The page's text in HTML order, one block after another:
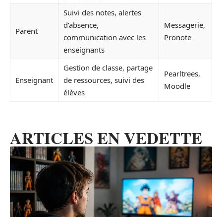
Parent
Suivi des notes, alertes
d’absence,
communication avec les
enseignants
Messagerie,
Pronote
Enseignant
Gestion de classe, partage
de ressources, suivi des
élèves
Pearltrees,
Moodle
ARTICLES EN VEDETTE